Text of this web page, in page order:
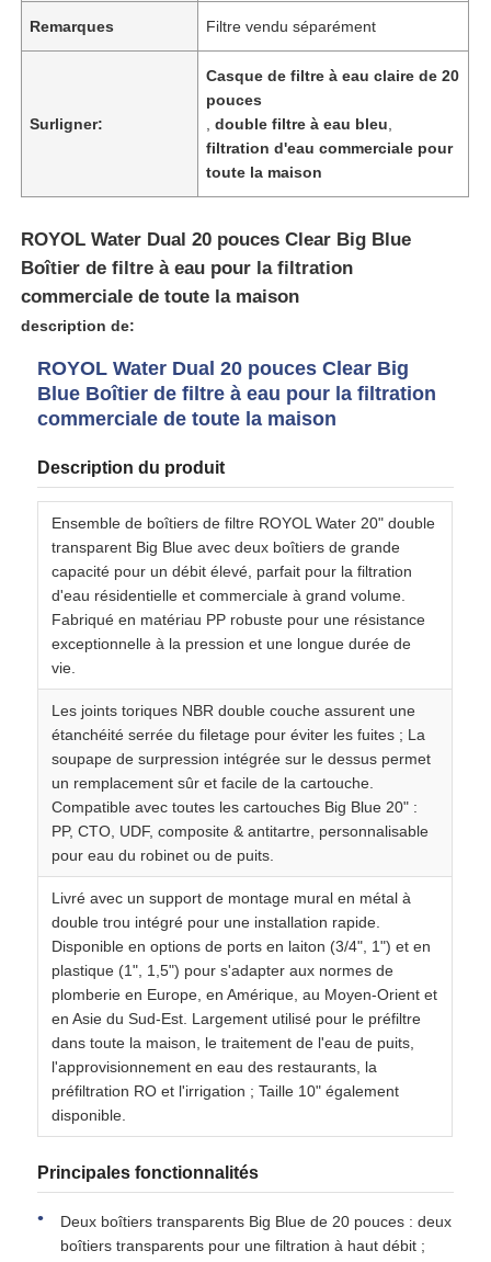
Aperçu
Produits
Vidéos
Visite d'usine
Contrôle de la qualité
Contact
nouvelles
Systèmes de référencement
Adoucisseur d'eau
logement de filtre d'eau
cartouche filtrante de l'eau
Membrane RO résidentiel
stérilisateur UV de l'eau
Raccords de connexion pour filtre à eau
Membrane industrielle de RO
Logement de membrane de RO
Remarques Filtre vendu séparément
Surligner:
Casque de filtre à eau claire de 20
pouces
,double filtre à eau bleu
filtration d'eau commerciale pour
toute la maison
ROYOL Water Dual 20 pouces Clear Big Blue
Boîtier de filtre à eau pour la filtration
commerciale de toute la maison
description de:
ROYOL Water Dual 20 pouces Clear Big
Blue Boîtier de filtre à eau pour la filtration
commerciale de toute la maison
Description du produit
Ensemble de boîtiers de filtre ROYOL Water 20" double
transparent Big Blue avec deux boîtiers de grande
capacité pour un débit élevé, parfait pour la filtration
d'eau résidentielle et commerciale à grand volume.
Fabriqué en matériau PP robuste pour une résistance
exceptionnelle à la pression et une longue durée de
vie.
Les joints toriques NBR double couche assurent une
étanchéité serrée du filetage pour éviter les fuites ; La
soupape de surpression intégrée sur le dessus permet
un remplacement sûr et facile de la cartouche.
Compatible avec toutes les cartouches Big Blue 20" :
PP, CTO, UDF, composite & antitartre, personnalisable
pour eau du robinet ou de puits.
Livré avec un support de montage mural en métal à
double trou intégré pour une installation rapide.
Disponible en options de ports en laiton (3/4", 1") et en
plastique (1", 1,5") pour s'adapter aux normes de
plomberie en Europe, en Amérique, au Moyen-Orient et
en Asie du Sud-Est. Largement utilisé pour le préfiltre
dans toute la maison, le traitement de l'eau de puits,
l'approvisionnement en eau des restaurants, la
préfiltration RO et l'irrigation ; Taille 10" également
disponible.
Principales fonctionnalités
Deux boîtiers transparents Big Blue de 20 pouces : deux
boîtiers transparents pour une filtration à haut débit ;